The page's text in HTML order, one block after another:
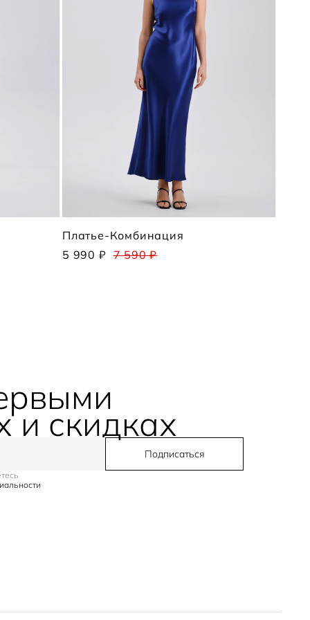
Платье-Комбинация
5 990 ₽ 7 590 ₽
и скидках
Подписаться